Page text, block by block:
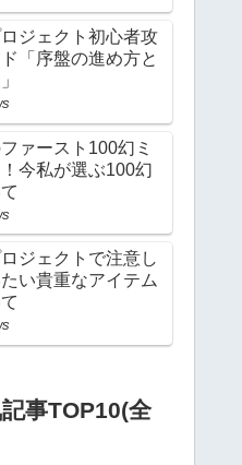
ジェクト初心者攻
「序盤の進め方と
ァースト100幻ミ
今私が選ぶ100幻
ジェクトで注意し
い貴重なアイテム
事TOP10(全